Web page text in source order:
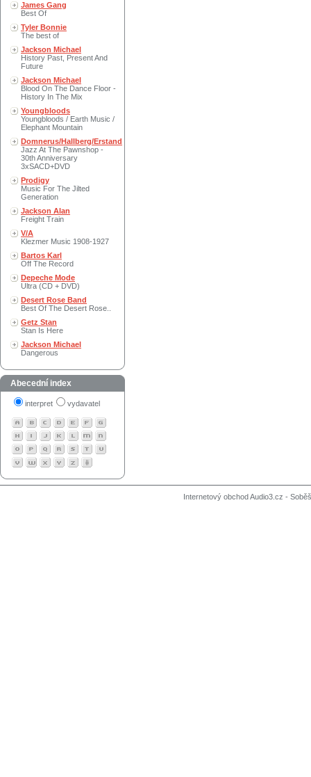
James Gang
Best Of
Tyler Bonnie
The best of
Jackson Michael
History Past, Present And
Future
Jackson Michael
Blood On The Dance Floor -
History In The Mix
Youngbloods
Youngbloods / Earth Music /
Elephant Mountain
Domnerus/Hallberg/Erstand
Jazz At The Pawnshop -
30th Anniversary
3xSACD+DVD
Prodigy
Music For The Jilted
Generation
Jackson Alan
Freight Train
V/A
Klezmer Music 1908-1927
Bartos Karl
Off The Record
Depeche Mode
Ultra (CD + DVD)
Desert Rose Band
Best Of The Desert Rose..
Getz Stan
Stan Is Here
Jackson Michael
Dangerous
Abecední index
interpret vydavatel
Internetový obchod Audio3.cz -